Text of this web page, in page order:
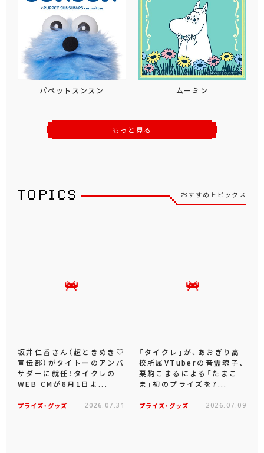
パペットスンスン ムーミン
もっと見る
おすすめトピックス
坂井仁香さん（超ときめき♡
宣伝部）がタイトーのアンバ
サダーに就任！タイクレの
WEB CMが8月1日よ...
プライズ・グッズ 2026.07.31
「タイクレ」が、あおぎり高
校所属VTuberの音霊魂子、
栗駒こまるによる「たまこ
ま」初のプライズを7...
プライズ・グッズ 2026.07.09